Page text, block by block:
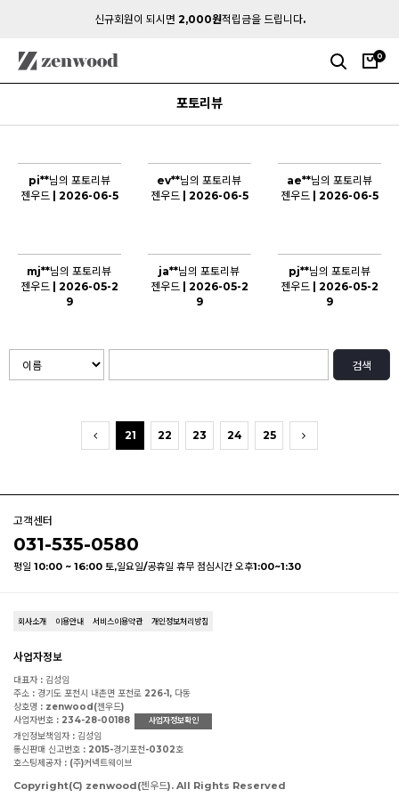
신규회원이 되시면 2,000원적립금을 드립니다.
0
포토리뷰
pi**님의 포토리뷰
젠우드 | 2026-06-5
ev**님의 포토리뷰
젠우드 | 2026-06-5
ae**님의 포토리뷰
젠우드 | 2026-06-5
mj**님의 포토리뷰
젠우드 | 2026-05-2
9
ja**님의 포토리뷰
젠우드 | 2026-05-2
9
pj**님의 포토리뷰
젠우드 | 2026-05-2
9
검색
21 22 23 24 25
고객센터
031-535-0580
평일 10:00 ~ 16:00 토,일요일/공휴일 휴무 점심시간 오후1:00~1:30
회사소개 이용안내 서비스이용약관 개인정보처리방침
사업자정보
대표자 : 김성임
주소 : 경기도 포천시 내촌면 포천로 226-1, 다동
상호명 : zenwood(젠우드)
사업자번호 : 234-28-00188
사업자정보확인
개인정보책임자 : 김성임
통신판매 신고번호 : 2015-경기포천-0302호
호스팅제공자 : (주)커넥트웨이브
Copyright(C) zenwood(젠우드). All Rights Reserved